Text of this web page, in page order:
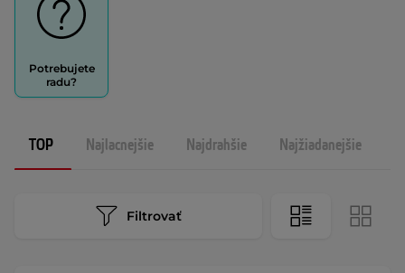
Potrebujete
radu?
TOP Najlacnejšie Najdrahšie Najžiadanejšie
Filtrovať